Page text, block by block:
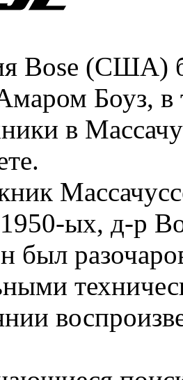
Bose (США)
Боуз, в
в
ых, д-р
был